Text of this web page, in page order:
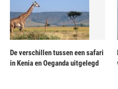
De verschillen tussen een safari
in Kenia en Oeganda uitgelegd